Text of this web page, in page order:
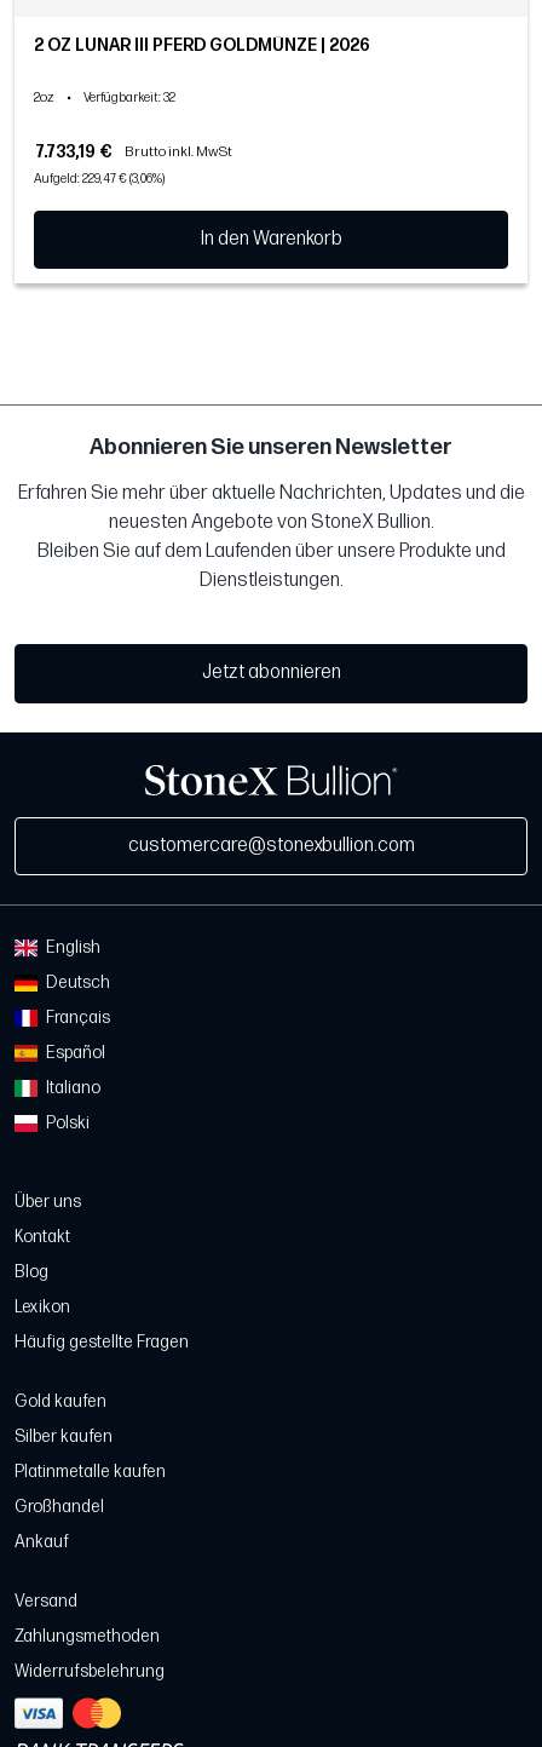
2 OZ LUNAR III PFERD GOLDMÜNZE | 2026
2oz • Verfügbarkeit: 32
7.733,19 € Brutto inkl. MwSt
Aufgeld: 229,47 € (3,06%)
In den Warenkorb
Abonnieren Sie unseren Newsletter
Erfahren Sie mehr über aktuelle Nachrichten, Updates und die
neuesten Angebote von StoneX Bullion.
Bleiben Sie auf dem Laufenden über unsere Produkte und
Dienstleistungen.
Jetzt abonnieren
customercare@stonexbullion.com
English
Deutsch
Français
Español
Italiano
Polski
Über uns
Kontakt
Blog
Lexikon
Häufig gestellte Fragen
Gold kaufen
Silber kaufen
Platinmetalle kaufen
Großhandel
Ankauf
Versand
Zahlungsmethoden
Widerrufsbelehrung